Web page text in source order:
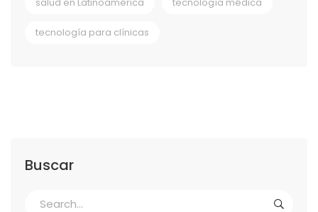
tecnología para clínicas
Buscar